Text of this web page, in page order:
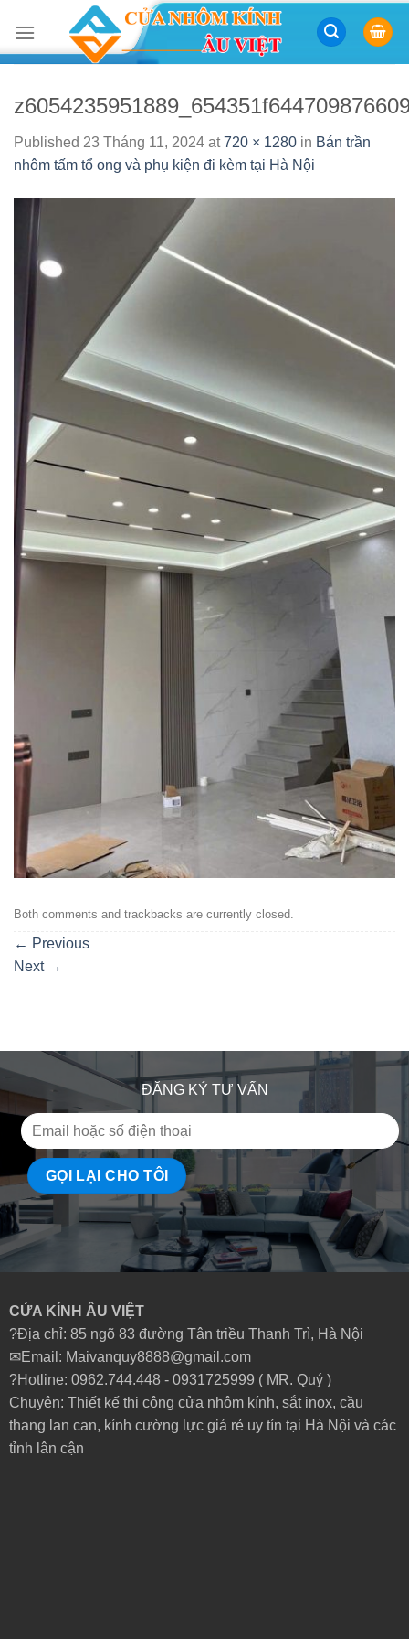
content
Published 23 Tháng 11, 2024 at720 × 1280 in Bán trần
nhôm tấm tổ ong và phụ kiện đi kèm tại Hà Nội
Both comments and trackbacks are currently closed.
← Previous
Next →
ĐĂNG KÝ TƯ VẤN
CỬA KÍNH ÂU VIỆT
?Địa chỉ: 85 ngõ 83 đường Tân triều Thanh Trì, Hà Nội
✉Email: Maivanquy8888@gmail.com
?Hotline: 0962.744.448 - 0931725999 ( MR. Quý )
Chuyên: Thiết kế thi công cửa nhôm kính, sắt inox, cầu
thang lan can, kính cường lực giá rẻ uy tín tại Hà Nội và các
tỉnh lân cận